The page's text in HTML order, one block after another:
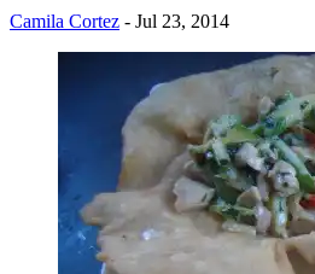
Camila Cortez - Jul 23, 2014